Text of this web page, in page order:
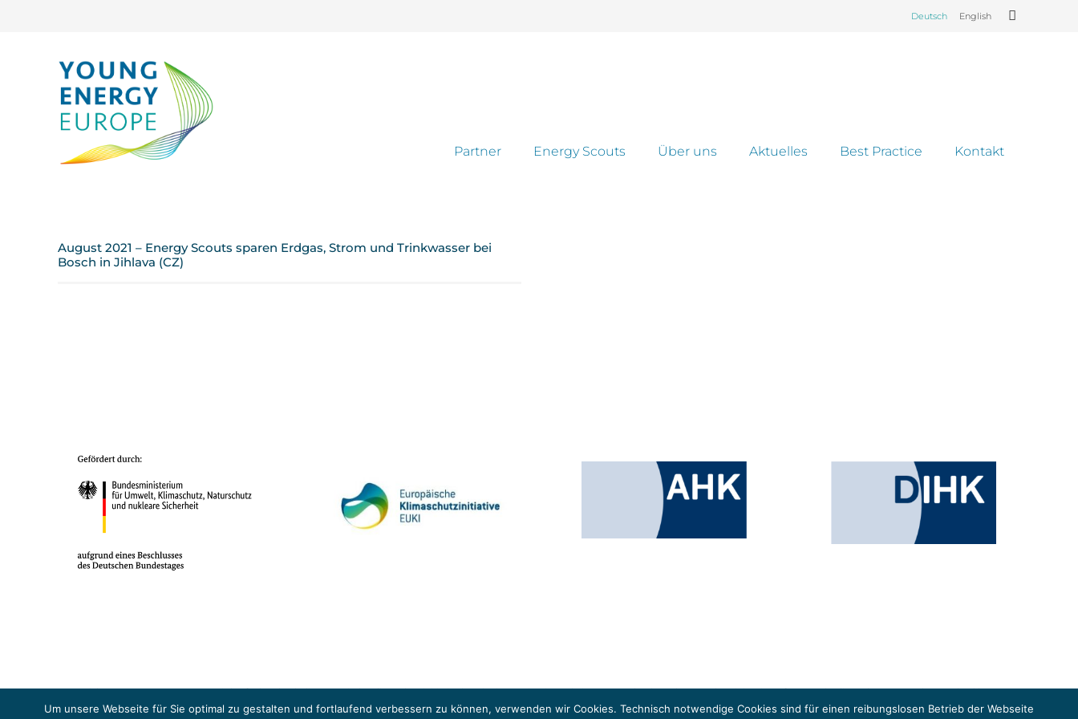
Deutsch English
Partner Energy Scouts Über uns Aktuelles Best Practice Kontakt
August 2021 – Energy Scouts sparen Erdgas, Strom und Trinkwasser bei
Bosch in Jihlava (CZ)
Das Projekt YOUNG ENERGY EUROPE wird gefördert durch die Europäische Klimaschutzinitiative (EUKI). Die EUKI ist ein Förderinstrument des deutschen Bundesministeriums für Umwelt, Klimaschutz, Naturschutz und nukleare
Abkommens voranzutreiben.
Um unsere Webseite für Sie optimal zu gestalten und fortlaufend verbessern zu können, verwenden wir Cookies. Technisch notwendige Cookies sind für einen reibungslosen Betrieb der Webseite